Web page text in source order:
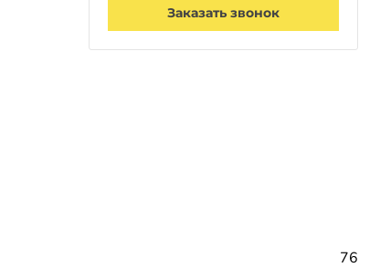
Заказать звонок
76